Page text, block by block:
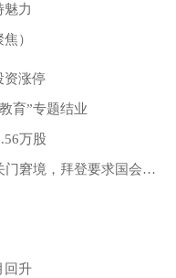
魅力
）
资涨停
育”专题结业
万股
登要求国会提供短期融资方案
回升